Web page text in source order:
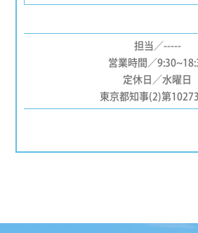
担当／-----
営業時間／
定休日／水曜日
東京都知事(2)第